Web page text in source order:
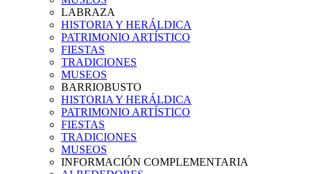
LABRAZA
HISTORIA Y HERÁLDICA
PATRIMONIO ARTÍSTICO
FIESTAS
TRADICIONES
MUSEOS
BARRIOBUSTO
HISTORIA Y HERÁLDICA
PATRIMONIO ARTÍSTICO
FIESTAS
TRADICIONES
MUSEOS
INFORMACIÓN COMPLEMENTARIA